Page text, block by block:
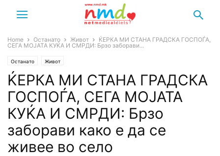
Home Останато Живот
ЌЕРКА МИ СТАНА ГРАДСКА ГОСПОЃА,
СЕГА МОЈАТА КУЌА И СМРДИ: Брзо заборави...
Останато Живот
ЌЕРКА МИ СТАНА ГРАДСКА
ГОСПОЃА, СЕГА МОЈАТА
КУЌА И СМРДИ: Брзо
заборави како е да се
живее во село